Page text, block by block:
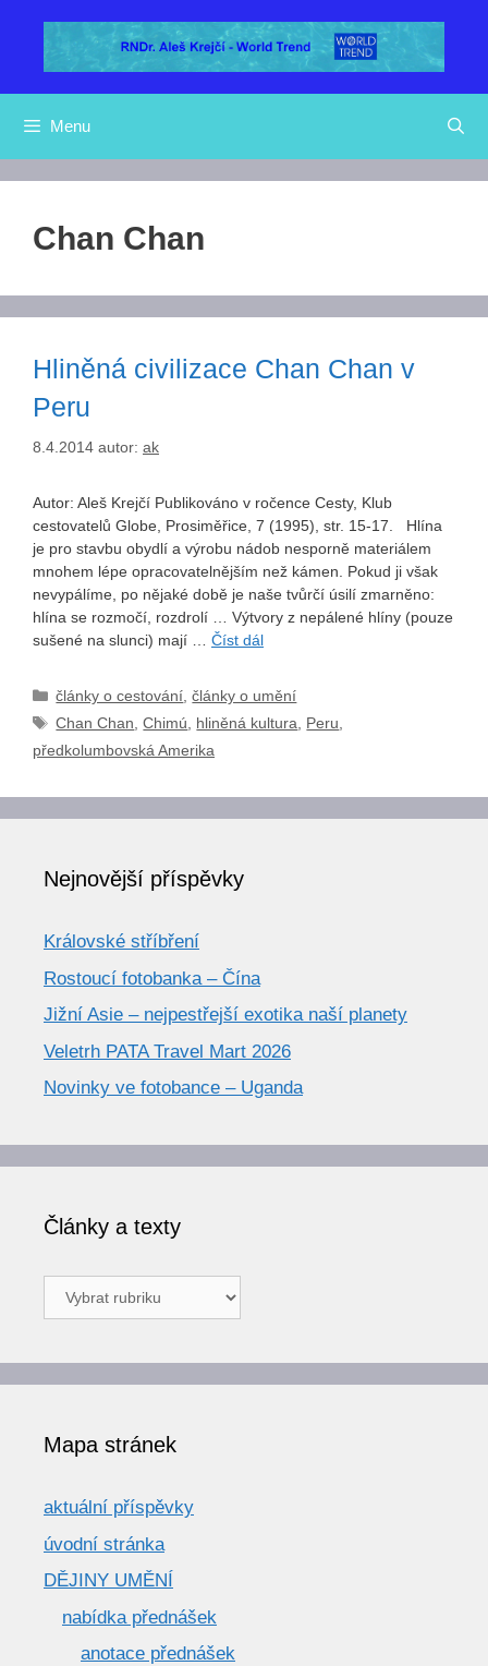
Menu
Chan Chan
Hliněná civilizace Chan Chan v
Peru
8.4.2014 autor: ak
Autor: Aleš Krejčí Publikováno v ročence Cesty, Klub
cestovatelů Globe, Prosiměřice, 7 (1995), str. 15-17. Hlína
je pro stavbu obydlí a výrobu nádob nesporně materiálem
mnohem lépe opracovatelnějším než kámen. Pokud ji však
nevypálíme, po nějaké době je naše tvůrčí úsilí zmarněno:
hlína se rozmočí, rozdrolí … Výtvory z nepálené hlíny (pouze
sušené na slunci) mají … Číst dál
Rubriky
články o cestování,články o umění
Štítky
Chan Chan,Chimú, hliněná kultura, Peru,
předkolumbovská Amerika
Nejnovější příspěvky
Královské stříbření
Rostoucí fotobanka – Čína
Jižní Asie – nejpestřejší exotika naší planety
Veletrh PATA Travel Mart 2026
Novinky ve fotobance – Uganda
Články a texty
Články
a
Mapa stránek
aktuální příspěvky
úvodní stránka
DĚJINY UMĚNÍ
nabídka přednášek
anotace přednášek